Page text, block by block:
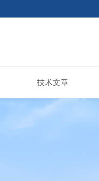
技术文章